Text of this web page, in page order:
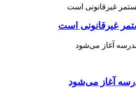
غیرقانونی است
آغاز می‌شود